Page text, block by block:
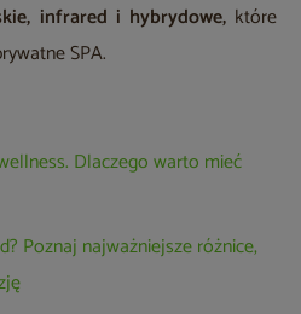
infrared i hybrydowe,które
SPA.
Dlaczego warto mieć
Poznaj najważniejsze różnice,